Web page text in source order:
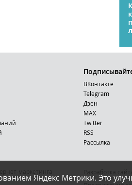
Яндекс Метрики. Это
ВКонтакте
Telegram
Дзен
MAX
Тwitter
RSS
Рассылка